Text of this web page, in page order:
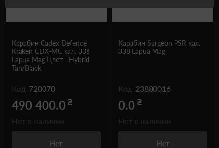
Карабин Cadex Defence
Kraken CDX-MC кал. 338
Lapua Mag Цвет - Hybrid
Tan/Black
Код 720070
490 400.0 ₴
Нет
Карабин Surgeon PSR кал.
338 Lapua Mag
Код 23880016
0.0 ₴
Нет